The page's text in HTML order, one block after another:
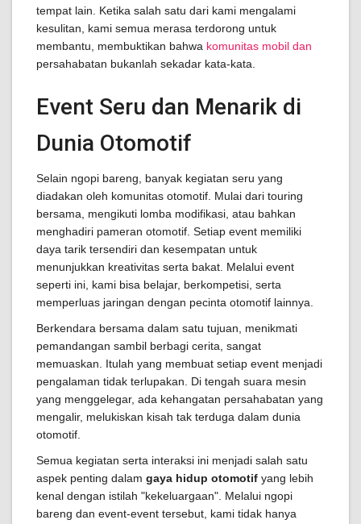
tempat lain. Ketika salah satu dari kami mengalami
kesulitan, kami semua merasa terdorong untuk
membantu, membuktikan bahwa komunitas mobil dan
persahabatan bukanlah sekadar kata-kata.
Event Seru dan Menarik di
Dunia Otomotif
Selain ngopi bareng, banyak kegiatan seru yang
diadakan oleh komunitas otomotif. Mulai dari touring
bersama, mengikuti lomba modifikasi, atau bahkan
menghadiri pameran otomotif. Setiap event memiliki
daya tarik tersendiri dan kesempatan untuk
menunjukkan kreativitas serta bakat. Melalui event
seperti ini, kami bisa belajar, berkompetisi, serta
memperluas jaringan dengan pecinta otomotif lainnya.
Berkendara bersama dalam satu tujuan, menikmati
pemandangan sambil berbagi cerita, sangat
memuaskan. Itulah yang membuat setiap event menjadi
pengalaman tidak terlupakan. Di tengah suara mesin
yang menggelegar, ada kehangatan persahabatan yang
mengalir, melukiskan kisah tak terduga dalam dunia
otomotif.
Semua kegiatan serta interaksi ini menjadi salah satu
aspek penting dalam gaya hidup otomotif yang lebih
kenal dengan istilah "kekeluargaan". Melalui ngopi
bareng dan event-event tersebut, kami tidak hanya